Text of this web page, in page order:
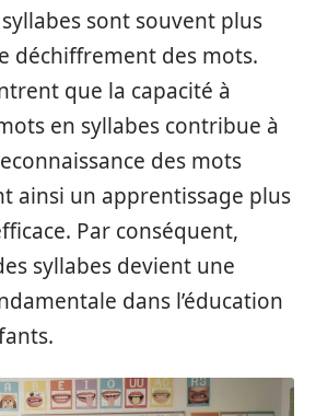
sont souvent plus
déchiffrement des mots.
que la capacité à
en syllabes contribue à
des mots
ainsi un apprentissage plus
Par conséquent,
syllabes devient une
dans l’éducation